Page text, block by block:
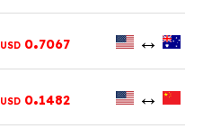
↔
0.7067
USD
↔
0.1482
USD